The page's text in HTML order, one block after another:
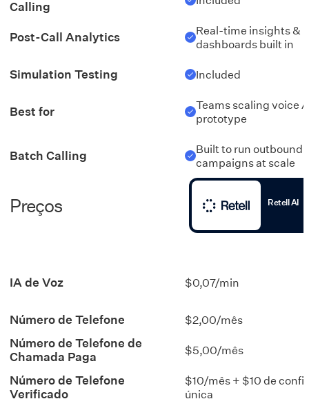
Calling
Post-Call Analytics
Real-time insights &
dashboards built in
Simulation Testing Included
Best for
Teams scaling voice
prototype
Batch Calling
Built to run outbound
campaigns at scale
Preços Retell AI
IA de Voz $0,07/min
Número de Telefone $2,00/mês
Número de Telefone de
Chamada Paga
$5,00/mês
Número de Telefone
Verificado
$10/mês + $10 de
única